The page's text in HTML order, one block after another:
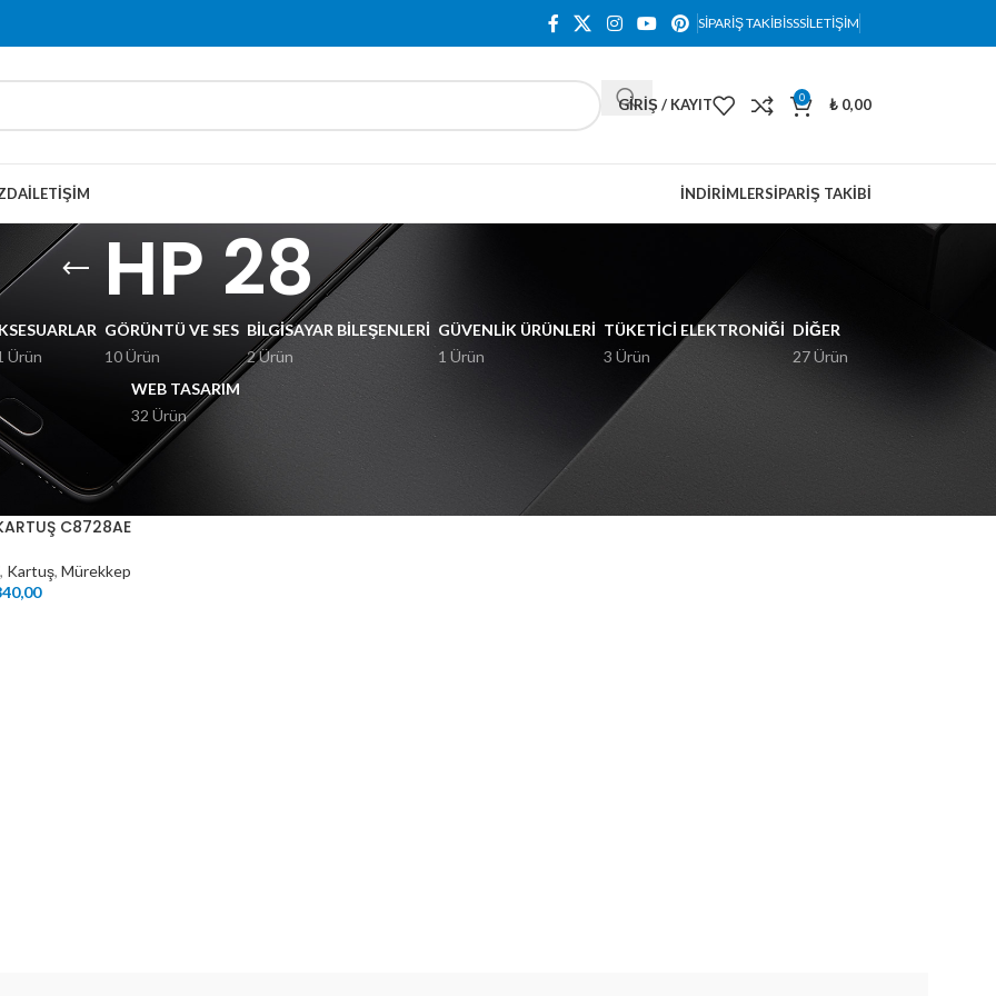
SIPARIŞ TAKIBISSSİLETIŞIM
GIRIŞ / KAYIT 0 ₺ 0,00
İLETIŞIM İNDIRIMLERSIPARIŞ TAKIBI
HP 28
Ürün
GÖRÜNTÜ VE SES
10 Ürün
BILGISAYAR BILEŞENLERI
2 Ürün
GÜVENLIK ÜRÜNLERI
1 Ürün
TÜKETICI ELEKTRONIĞI
3 Ürün
DIĞER
27 Ürün
WEB TASARIM
32 Ürün
28” olarak etiketlendi
C8728AE
, Kartuş, Mürekkep